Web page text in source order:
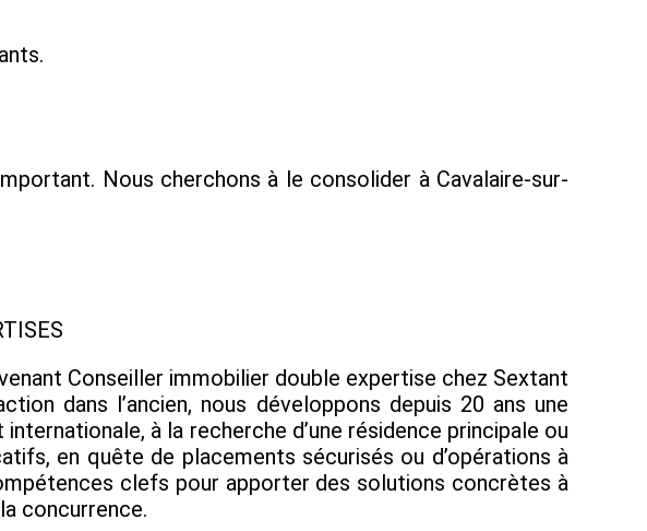
Nous cherchons à le consolider à Cavalaire-sur-
Conseiller immobilier double expertise chez Sextant
dans l’ancien, nous développons depuis 20 ans une
à la recherche d’une résidence principale ou
en quête de placements sécurisés ou d’opérations à
clefs pour apporter des solutions concrètes à
concurrence.